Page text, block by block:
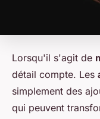
Lorsqu'il s'agit de
détail compte. Les
simplement des
qui peuvent